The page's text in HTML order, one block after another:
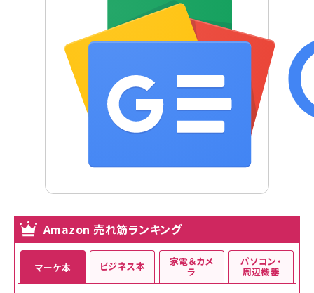
Amazon 売れ筋ランキング
マーケ本 ビジネス本 家電＆カメ
ラ
パソコン・
周辺機器